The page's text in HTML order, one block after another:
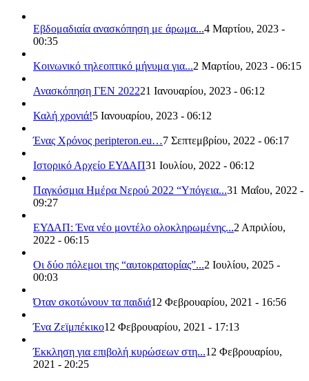
Εβδομαδιαία ανασκόπηση με άρωμα...4 Μαρτίου, 2023 -
00:35
Κοινωνικό τηλεοπτικό μήνυμα για...2 Μαρτίου, 2023 - 06:15
Ανασκόπηση ΓΕΝ 202221 Ιανουαρίου, 2023 - 06:12
Καλή χρονιά!5 Ιανουαρίου, 2023 - 06:12
Ένας Χρόνος peripteron.eu…7 Σεπτεμβρίου, 2022 - 06:17
Ιστορικό Αρχείο ΕΥΔΑΠ31 Ιουλίου, 2022 - 06:12
Παγκόσμια Ημέρα Νερού 2022 “Υπόγεια...31 Μαΐου, 2022 -
09:27
ΕΥΔΑΠ: Ένα νέο μοντέλο ολοκληρωμένης...2 Απριλίου,
2022 - 06:15
Οι δύο πόλεμοι της “αυτοκρατορίας”...2 Ιουλίου, 2025 -
00:03
Όταν σκοτώνουν τα παιδιά12 Φεβρουαρίου, 2021 - 16:56
Ένα Ζεϊμπέκικο12 Φεβρουαρίου, 2021 - 17:13
Έκκληση για επιβολή κυρώσεων στη...12 Φεβρουαρίου,
2021 - 20:25